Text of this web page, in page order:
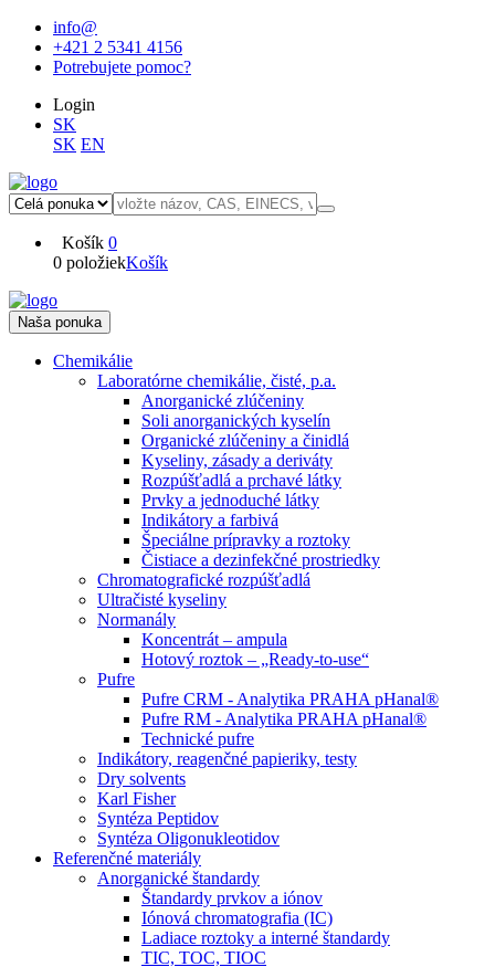
info@
+421 2 5341 4156
Potrebujete pomoc?
Login
SK
SK EN
Košík 0
0 položiekKošík
Naša ponuka
Chemikálie
Laboratórne chemikálie, čisté, p.a.
Anorganické zlúčeniny
Soli anorganických kyselín
Organické zlúčeniny a činidlá
Kyseliny, zásady a deriváty
Rozpúšťadlá a prchavé látky
Prvky a jednoduché látky
Indikátory a farbivá
Špeciálne prípravky a roztoky
Čistiace a dezinfekčné prostriedky
Chromatografické rozpúšťadlá
Ultračisté kyseliny
Normanály
Koncentrát – ampula
Hotový roztok – „Ready-to-use“
Pufre
Pufre CRM - Analytika PRAHA pHanal®
Pufre RM - Analytika PRAHA pHanal®
Technické pufre
Indikátory, reagenčné papieriky, testy
Dry solvents
Karl Fisher
Syntéza Peptidov
Syntéza Oligonukleotidov
Referenčné materiály
Anorganické štandardy
Štandardy prvkov a iónov
Iónová chromatografia (IC)
Ladiace roztoky a interné štandardy
TIC, TOC, TIOC